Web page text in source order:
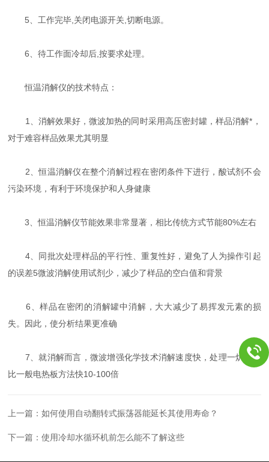
5、工作完毕,关闭电源开关,切断电源。
6、待工作面冷却后,按要求处理。
恒温消解仪的技术特点：
1、消解效果好，微波加热的同时采用高压密封罐，样品消解*，
对于难容样品效果尤其明显
2、恒温消解仪在整个消解过程在密闭条件下进行，酸试剂不会
污染环境，有利于环境保护和人身健康
3、恒温消解仪节能效果非常显著，相比传统方式节能80%左右
4、同批次处理样品的平行性、重复性好，避免了人为操作引起
的误差5微波消解使用试剂少，减少了样品的空白值和背景
6、样品在密闭的消解罐中消解，大大减少了易挥发元素的损
失。因此，使分析结果更准确
7、就消解而言，微波增强化学技术消解速度快，处理一炉样品
比一般电热板方法快10-100倍
上一篇：如何使用自动翻转式振荡器能延长其使用寿命？
下一篇：使用冷却水循环机前怎么能不了解这些